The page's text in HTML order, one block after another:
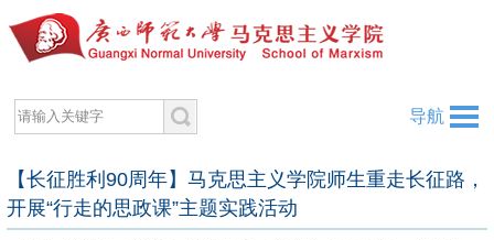
导航
【长征胜利90周年】马克思主义学院师生重走长征路，
开展“行走的思政课”主题实践活动